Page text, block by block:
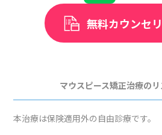
無料カウンセ
マウスピース矯正治療の
本治療は保険適用外の自由診療です。